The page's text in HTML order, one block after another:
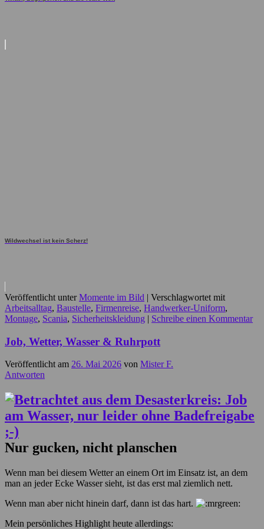
Wildwechsel ist kein Scherz!
Veröffentlicht unter Momente im Bild | Verschlagwortet mit
Arbeitsalltag, Baustelle, Firmenreise, Handwerker-Uniform,
Montage, Scania, Sicherheitskleidung | Schreibe einen Kommentar
Job, Wetter, Wasser & Ruhrpott
Veröffentlicht am 26. Mai 2026 von Mister F.
Antworten
Nur gucken, nicht planschen
Wenn man bei diesem Wetter an einem Ort im Einsatz ist, an dem
man an jeder Ecke Wasser sieht, ist das erst mal ziemlich nett.
Wenn man aber nicht hinein darf, dann ist das hart.
Mein persönliches Highlight heute allerdings: